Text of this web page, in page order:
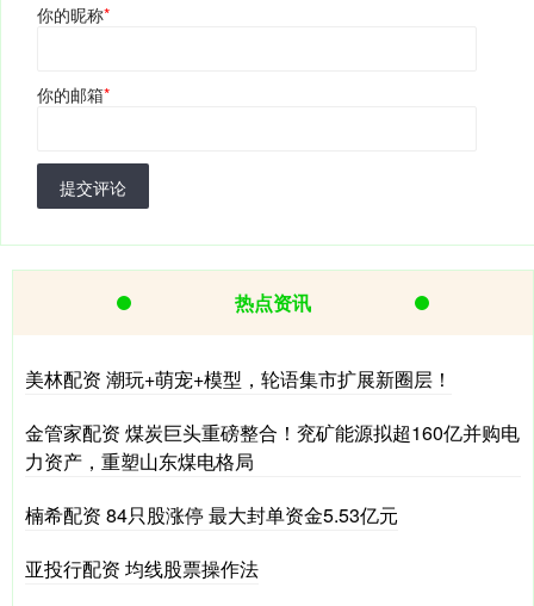
你的昵称*
你的邮箱*
提交评论
热点资讯
美林配资 潮玩+萌宠+模型，轮语集市扩展新圈层！
金管家配资 煤炭巨头重磅整合！兖矿能源拟超160亿并购电
力资产，重塑山东煤电格局
楠希配资 84只股涨停 最大封单资金5.53亿元
亚投行配资 均线股票操作法